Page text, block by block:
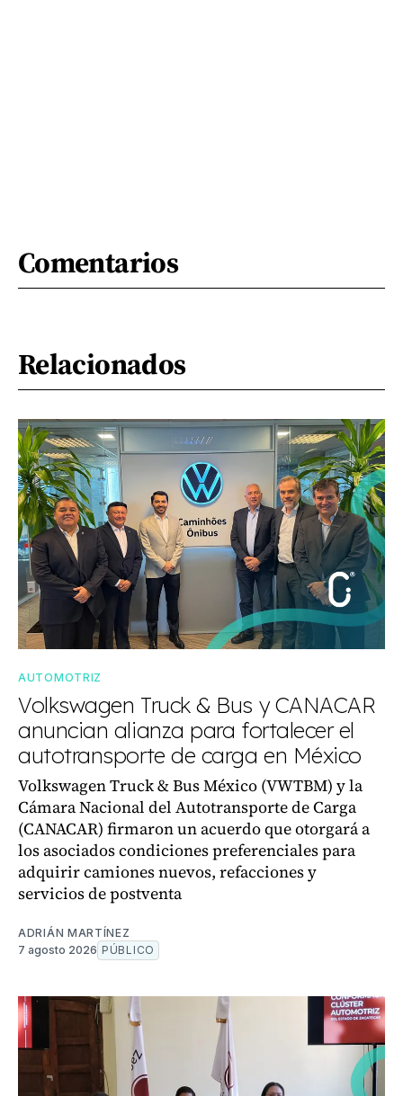
Comentarios
Relacionados
AUTOMOTRIZ
Volkswagen Truck & Bus y CANACAR
anuncian alianza para fortalecer el
autotransporte de carga en México
Volkswagen Truck & Bus México (VWTBM) y la
Cámara Nacional del Autotransporte de Carga
(CANACAR) firmaron un acuerdo que otorgará a
los asociados condiciones preferenciales para
adquirir camiones nuevos, refacciones y
servicios de postventa
ADRIÁN MARTÍNEZ
7 agosto 2026 PÚBLICO